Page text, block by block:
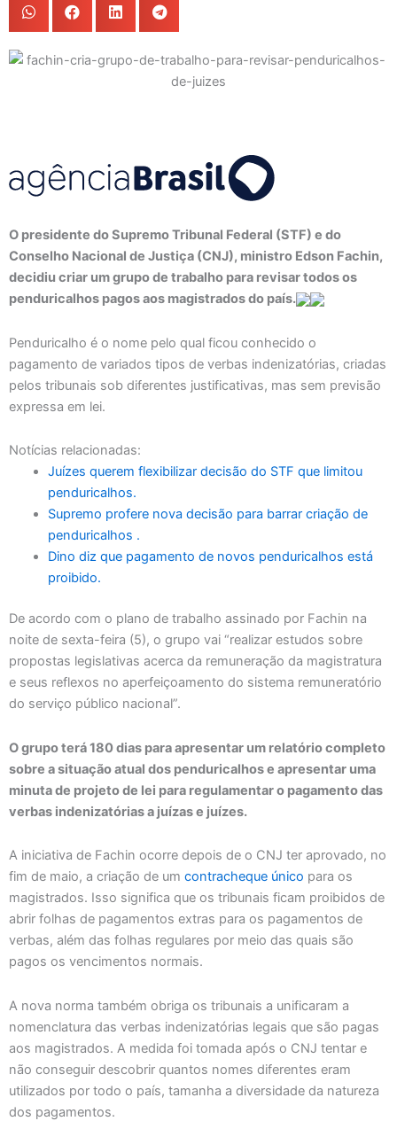
O presidente do Supremo Tribunal Federal (STF) e do
Conselho Nacional de Justiça (CNJ), ministro Edson Fachin,
decidiu criar um grupo de trabalho para revisar todos os
penduricalhos pagos aos magistrados do país.
Penduricalho é o nome pelo qual ficou conhecido o
pagamento de variados tipos de verbas indenizatórias, criadas
pelos tribunais sob diferentes justificativas, mas sem previsão
expressa em lei.
Notícias relacionadas:
Juízes querem flexibilizar decisão do STF que limitou
penduricalhos.
Supremo profere nova decisão para barrar criação de
penduricalhos .
Dino diz que pagamento de novos penduricalhos está
proibido.
De acordo com o plano de trabalho assinado por Fachin na
noite de sexta-feira (5), o grupo vai “realizar estudos sobre
propostas legislativas acerca da remuneração da magistratura
e seus reflexos no aperfeiçoamento do sistema remuneratório
do serviço público nacional”.
O grupo terá 180 dias para apresentar um relatório completo
sobre a situação atual dos penduricalhos e apresentar uma
minuta de projeto de lei para regulamentar o pagamento das
verbas indenizatórias a juízas e juízes.
A iniciativa de Fachin ocorre depois de o CNJ ter aprovado, no
fim de maio, a criação de um contracheque único para os
magistrados. Isso significa que os tribunais ficam proibidos de
abrir folhas de pagamentos extras para os pagamentos de
verbas, além das folhas regulares por meio das quais são
pagos os vencimentos normais.
A nova norma também obriga os tribunais a unificaram a
nomenclatura das verbas indenizatórias legais que são pagas
aos magistrados. A medida foi tomada após o CNJ tentar e
não conseguir descobrir quantos nomes diferentes eram
utilizados por todo o país, tamanha a diversidade da natureza
dos pagamentos.